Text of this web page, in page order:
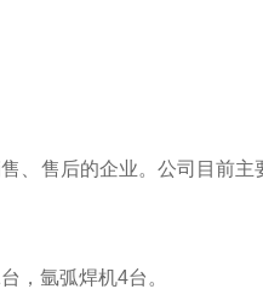
、售后的企业。公司目前主
，氩弧焊机4台。